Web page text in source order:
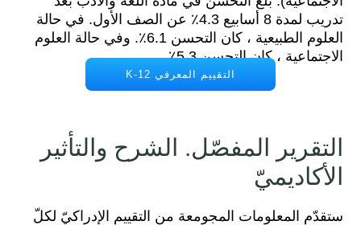
تدريب لمدة 8 أسابيع 4.3٪ عن الصف الأول. في حالة
العلوم الطبيعية ، كان التحسن 6.1٪. وفي حالة العلوم
الاجتماعية ، كان التحسن 5.3٪.
التقييم المعرفي K-12
التقرير المفصّل. الشرح والتأثير
الأكاديميّ
ستقدّم المعلومات المجومعة من التقييم الإدراكيّ لكلّ